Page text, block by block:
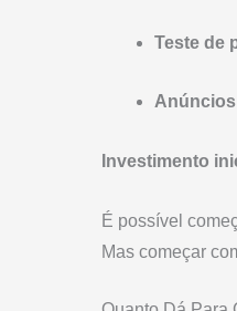
Teste de
Investimento
É possível
Mas começar